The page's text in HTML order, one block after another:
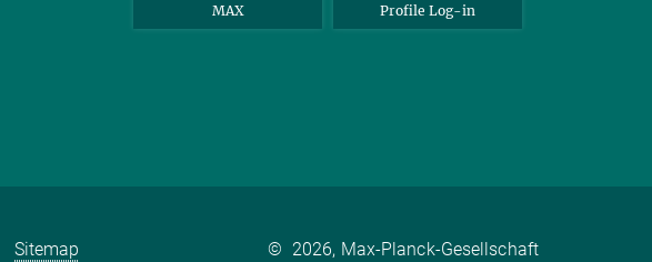
MAX Profile Log-in
Sitemap © 2026, Max-Planck-Gesellschaft